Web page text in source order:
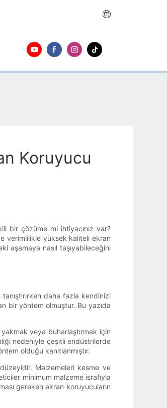
Koruyucu
bir çözüme mi ihtiyacınız var?
verimlilikle yüksek kaliteli ekran
aşamaya nasıl taşıyabileceğini
daha fazla kendinizi
bir yöntem olmuştur. Bu yazıda
veya buharlaştırmak için
nedeniyle çeşitli endüstrilerde
olduğu kanıtlanmıştır.
Malzemeleri kesme ve
minimum malzeme israfıyla
gereken ekran koruyucuların